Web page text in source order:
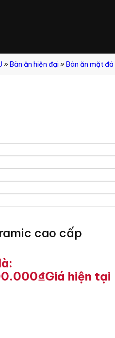
»Bàn ăn hiện đại »Bàn ăn mặt đá
cao cấp
₫Giá hiện tại